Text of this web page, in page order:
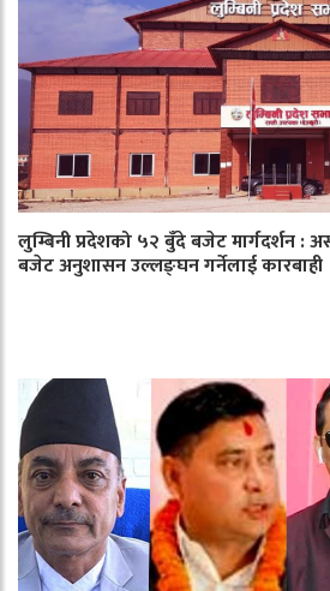
लुम्बिनी प्रदेशको ५२ बुँदे बजेट मार्गदर्शन :
बजेट अनुशासन उल्लङ्घन गर्नेलाई कारबाही